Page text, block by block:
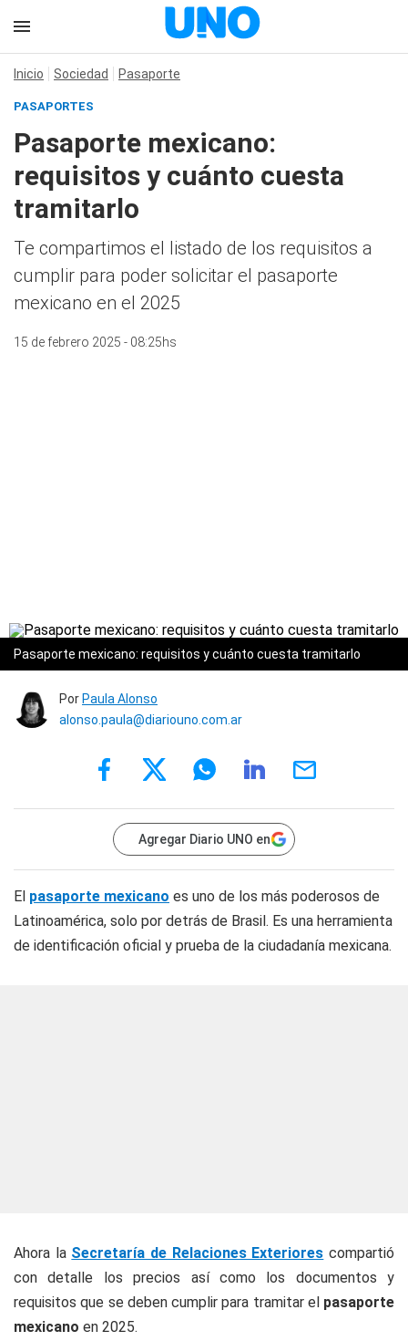
Inicio Sociedad Pasaporte
PASAPORTES
Pasaporte mexicano:
requisitos y cuánto cuesta
tramitarlo
Te compartimos el listado de los requisitos a
cumplir para poder solicitar el pasaporte
mexicano en el 2025
15 de febrero 2025 - 08:25hs
Pasaporte mexicano: requisitos y cuánto cuesta tramitarlo
Por Paula Alonso
alonso.paula@diariouno.com.ar
Agregar Diario UNO en
El pasaporte mexicano es uno de los más poderosos de
Latinoamérica, solo por detrás de Brasil. Es una herramienta
de identificación oficial y prueba de la ciudadanía mexicana.
Ahora la Secretaría de Relaciones Exteriores compartió
con detalle los precios así como los documentos y
requisitos que se deben cumplir para tramitar el pasaporte
mexicano en 2025.